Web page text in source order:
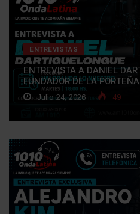
ENTREVISTAS
ENTREVISTA A DANIEL
FUNDADOR DE LA PORTEÑA
Julio 24, 2026 49